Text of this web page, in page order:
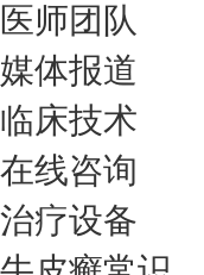
医师团队
媒体报道
临床技术
在线咨询
治疗设备